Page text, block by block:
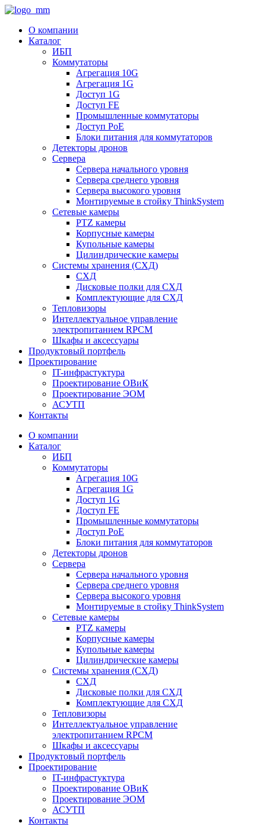
О компании
Каталог
ИБП
Коммутаторы
Агрегация 10G
Агрегация 1G
Доступ 1G
Доступ FE
Промышленные коммутаторы
Доступ PoE
Блоки питания для коммутаторов
Детекторы дронов
Сервера
Сервера начального уровня
Сервера среднего уровня
Сервера высокого уровня
Монтируемые в стойку ThinkSystem
Сетевые камеры
PTZ камеры
Корпусные камеры
Купольные камеры
Цилиндрические камеры
Системы хранения (СХД)
СХД
Дисковые полки для СХД
Комплектующие для СХД
Тепловизоры
Интеллектуальное управление
электропитанием RPCM
Шкафы и аксессуары
Продуктовый портфель
Проектирование
IT-инфрастуктура
Проектирование ОВиК
Проектирование ЭОМ
АСУТП
Контакты
О компании
Каталог
ИБП
Коммутаторы
Агрегация 10G
Агрегация 1G
Доступ 1G
Доступ FE
Промышленные коммутаторы
Доступ PoE
Блоки питания для коммутаторов
Детекторы дронов
Сервера
Сервера начального уровня
Сервера среднего уровня
Сервера высокого уровня
Монтируемые в стойку ThinkSystem
Сетевые камеры
PTZ камеры
Корпусные камеры
Купольные камеры
Цилиндрические камеры
Системы хранения (СХД)
СХД
Дисковые полки для СХД
Комплектующие для СХД
Тепловизоры
Интеллектуальное управление
электропитанием RPCM
Шкафы и аксессуары
Продуктовый портфель
Проектирование
IT-инфрастуктура
Проектирование ОВиК
Проектирование ЭОМ
АСУТП
Контакты